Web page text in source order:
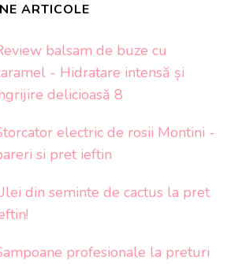
ARTICOLE
balsam de buze cu
- Hidratare intensă și
delicioasă 8
electric de rosii Montini -
si pret ieftin
din seminte de cactus la pret
profesionale la preturi